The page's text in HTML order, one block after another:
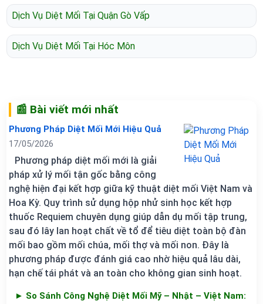
Dịch Vụ Diệt Mối Tại Quận Gò Vấp
Dịch Vụ Diệt Mối Tại Hóc Môn
📰 Bài viết mới nhất
Phương Pháp Diệt Mối Mới Hiệu Quả
17/05/2026
Phương pháp diệt mối mới là giải
pháp xử lý mối tận gốc bằng công
nghệ hiện đại kết hợp giữa kỹ thuật diệt mối Việt Nam và
Hoa Kỳ. Quy trình sử dụng hộp nhử sinh học kết hợp
thuốc Requiem chuyên dụng giúp dẫn dụ mối tập trung,
sau đó lây lan hoạt chất về tổ để tiêu diệt toàn bộ đàn
mối bao gồm mối chúa, mối thợ và mối non. Đây là
phương pháp được đánh giá cao nhờ hiệu quả lâu dài,
hạn chế tái phát và an toàn cho không gian sinh hoạt.
► So Sánh Công Nghệ Diệt Mối Mỹ – Nhật – Việt Nam: